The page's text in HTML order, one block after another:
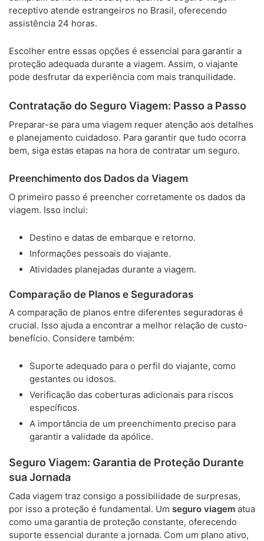
receptivo atende estrangeiros no Brasil, oferecendo
assistência 24 horas.
Escolher entre essas opções é essencial para garantir a
proteção adequada durante a viagem. Assim, o viajante
pode desfrutar da experiência com mais tranquilidade.
Contratação do Seguro Viagem: Passo a Passo
Preparar-se para uma viagem requer atenção aos detalhes
e planejamento cuidadoso. Para garantir que tudo ocorra
bem, siga estas etapas na hora de contratar um seguro.
Preenchimento dos Dados da Viagem
O primeiro passo é preencher corretamente os dados da
viagem. Isso inclui:
Destino e datas de embarque e retorno.
Informações pessoais do viajante.
Atividades planejadas durante a viagem.
Comparação de Planos e Seguradoras
A comparação de planos entre diferentes seguradoras é
crucial. Isso ajuda a encontrar a melhor relação de custo-
benefício. Considere também:
Suporte adequado para o perfil do viajante, como
gestantes ou idosos.
Verificação das coberturas adicionais para riscos
específicos.
A importância de um preenchimento preciso para
garantir a validade da apólice.
Seguro Viagem: Garantia de Proteção Durante
sua Jornada
Cada viagem traz consigo a possibilidade de surpresas,
por isso a proteção é fundamental. Um seguro viagem atua
como uma garantia de proteção constante, oferecendo
suporte essencial durante a jornada. Com um plano ativo,